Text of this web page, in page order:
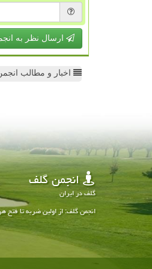
ارسال نظر به
اخبار و مطالب
انجمن گلف
گلف در ایران
انجمن گلف: از اولین ضربه تا فتح